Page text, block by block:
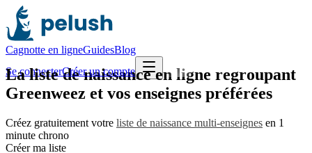
Cagnotte en ligneGuidesBlog
Se connecterCréer un compte
Laliste de naissance en ligne regroupant
Greenweez et vos enseignes préférées
Créez gratuitement votre liste de naissance multi-enseignes en 1
minute chrono
Créer ma liste